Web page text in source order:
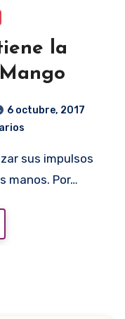
la
6 octubre, 2017
manos. Por…